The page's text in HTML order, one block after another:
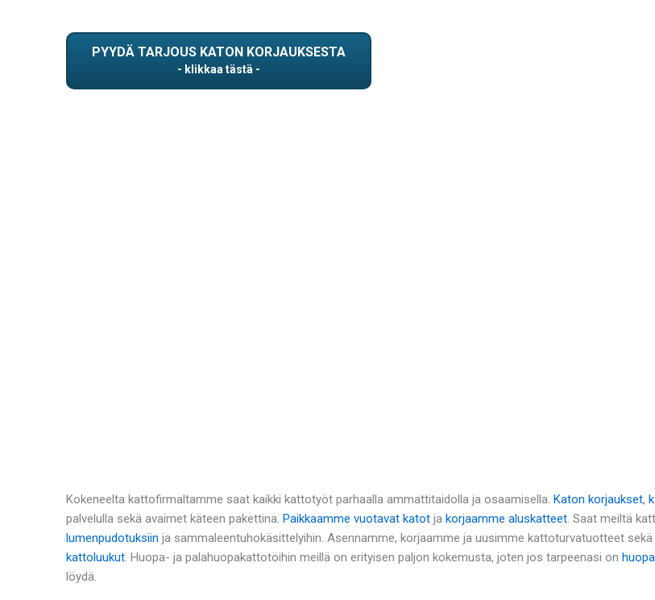
PYYDÄ TARJOUS KATON KORJAUKSESTA
Kokeneelta kattofirmaltamme saat kaikki kattotyöt parhaalla ammattitaidolla ja osaamisella. Katon korjaukset,
palvelulla sekä avaimet käteen pakettina. Paikkaamme vuotavat katot ja korjaamme aluskatteet. Saat meiltä
lumenpudotuksiin ja sammaleentuhokäsittelyihin. Asennamme, korjaamme ja uusimme kattoturvatuotteet
kattoluukut. Huopa- ja palahuopakattotöihin meillä on erityisen paljon kokemusta, joten jos tarpeenasi on
löydä.